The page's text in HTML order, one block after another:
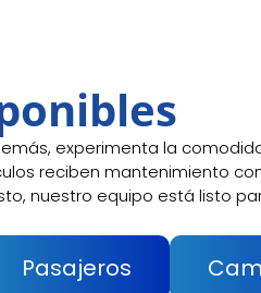
experimenta la
reciben mantenimiento
nuestro equipo está listo
Pasajeros